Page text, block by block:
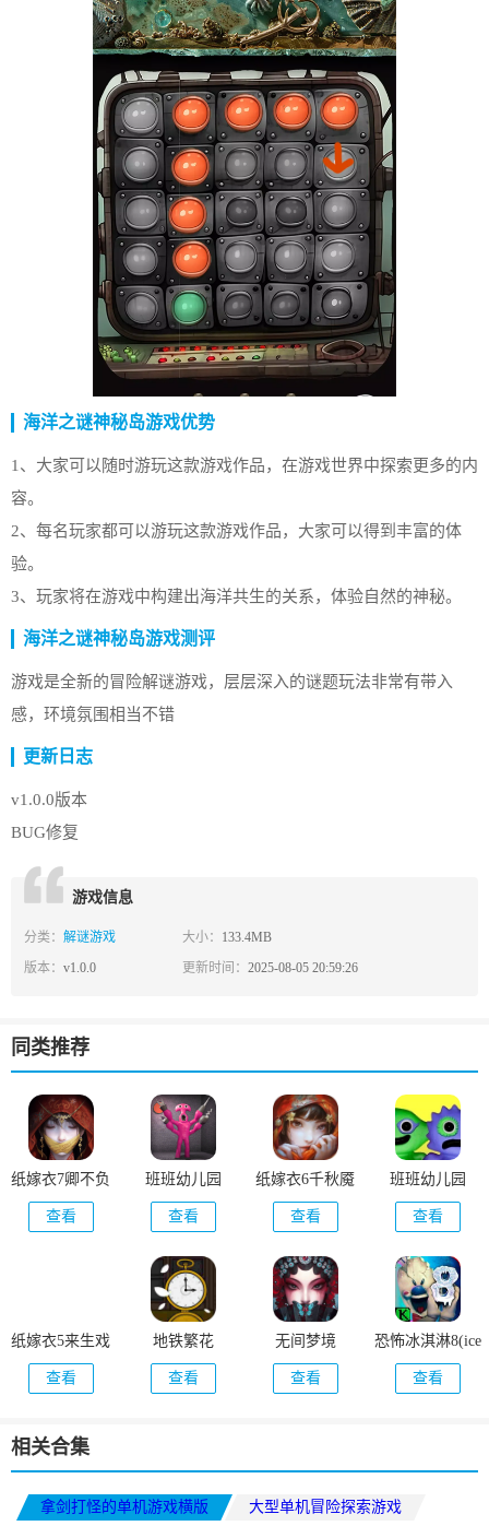
海洋之谜神秘岛游戏优势
1、大家可以随时游玩这款游戏作品，在游戏世界中探索更多的内
容。
2、每名玩家都可以游玩这款游戏作品，大家可以得到丰富的体
验。
3、玩家将在游戏中构建出海洋共生的关系，体验自然的神秘。
海洋之谜神秘岛游戏测评
游戏是全新的冒险解谜游戏，层层深入的谜题玩法非常有带入
感，环境氛围相当不错
更新日志
v1.0.0版本
BUG修复
游戏信息
分类： 解谜游戏 大小： 133.4MB
版本： v1.0.0 更新时间：2025-08-05 20:59:26
同类推荐
纸嫁衣7卿不负
查看
班班幼儿园
7(Pink Monster
Life Challenge 7)
Banban)
查看
纸嫁衣6千秋魇
查看
班班幼儿园
6(Garten of
Banban 6)
查看
纸嫁衣5来生戏
查看
地铁繁花
(Underground
Blossom)
查看
无间梦境
查看
恐怖冰淇淋8(ice
scream 8)
查看
相关合集
拿剑打怪的单机游戏横版
大型单机冒险探索游戏